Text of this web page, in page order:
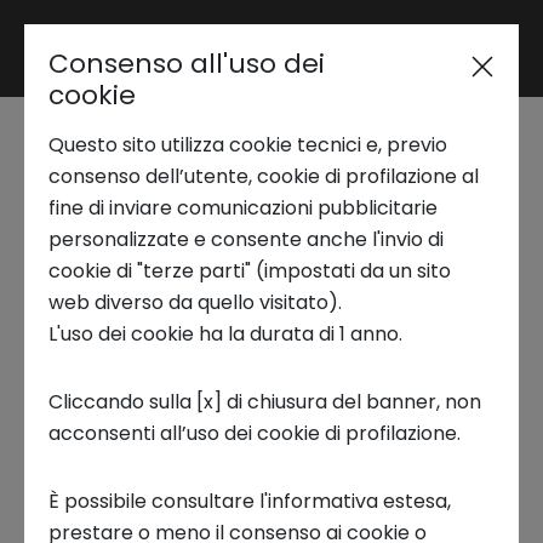
Area riservata
Trend Analysis
Applied Research
Startup Development
Business Transformation
Ecosystem enabling
Intesa Sanpaolo Innovation
Center
Trend Analysis
Prepare 4 (R)evolution | Esplorando i
trend del futuro attraverso la
Generative AI
Come ci immaginiamo ilnostro futuro
Consenso all'uso dei
cookie
Questo sito utilizza cookie tecnici e, previo
consenso dell’utente, cookie di profilazione al
fine di inviare comunicazioni pubblicitarie
personalizzate e consente anche l'invio di
cookie di "terze parti" (impostati da un sito
web diverso da quello visitato).
L'uso dei cookie ha la durata di 1 anno.
Cliccando sulla [x] di chiusura del banner, non
acconsenti all’uso dei cookie di profilazione.
È possibile consultare l'informativa estesa,
prestare o meno il consenso ai cookie o